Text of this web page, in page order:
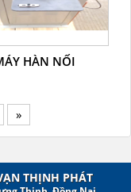
HÀN NỐI
»
THỊNH PHÁT